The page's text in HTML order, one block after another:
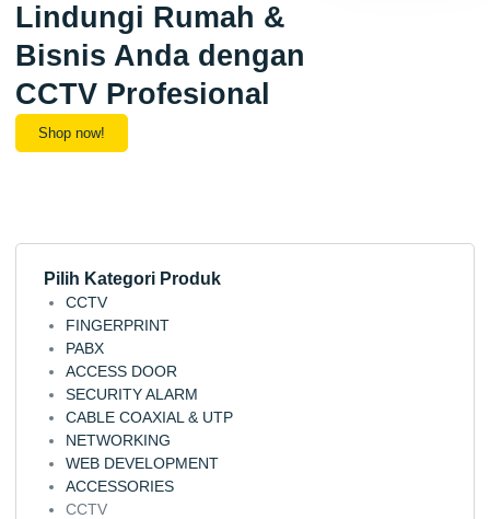
Pilih Kategori Produk
CCTV
FINGERPRINT
PABX
ACCESS DOOR
SECURITY ALARM
CABLE COAXIAL & UTP
NETWORKING
WEB DEVELOPMENT
ACCESSORIES
CCTV
Lindungi Rumah &
Bisnis Anda dengan
CCTV Profesional
Shop now!